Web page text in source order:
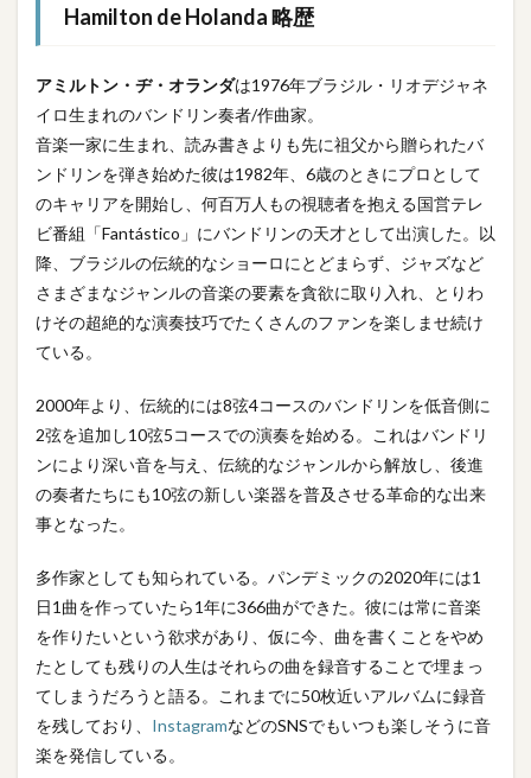
Hamilton de Holanda 略歴
アミルトン・ヂ・オランダは1976年ブラジル・リオデジャネ
イロ生まれのバンドリン奏者/作曲家。
音楽一家に生まれ、読み書きよりも先に祖父から贈られたバ
ンドリンを弾き始めた彼は1982年、6歳のときにプロとして
のキャリアを開始し、何百万人もの視聴者を抱える国営テレ
ビ番組「Fantástico」にバンドリンの天才として出演した。以
降、ブラジルの伝統的なショーロにとどまらず、ジャズなど
さまざまなジャンルの音楽の要素を貪欲に取り入れ、とりわ
けその超絶的な演奏技巧でたくさんのファンを楽しませ続け
ている。
2000年より、伝統的には8弦4コースのバンドリンを低音側に
2弦を追加し10弦5コースでの演奏を始める。これはバンドリ
ンにより深い音を与え、伝統的なジャンルから解放し、後進
の奏者たちにも10弦の新しい楽器を普及させる革命的な出来
事となった。
多作家としても知られている。パンデミックの2020年には1
日1曲を作っていたら1年に366曲ができた。彼には常に音楽
を作りたいという欲求があり、仮に今、曲を書くことをやめ
たとしても残りの人生はそれらの曲を録音することで埋まっ
てしまうだろうと語る。これまでに50枚近いアルバムに録音
を残しており、 InstagramなどのSNSでもいつも楽しそうに音
楽を発信している。